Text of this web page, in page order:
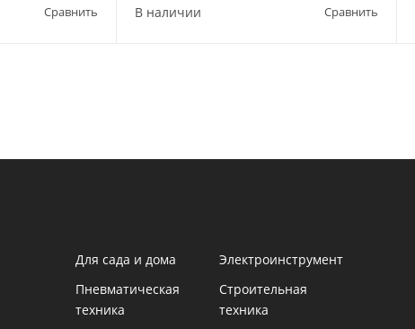
Сравнить В наличии Сравнить
Для сада и дома
Электроинструмент
Пневматическая
техника
Строительная
техника